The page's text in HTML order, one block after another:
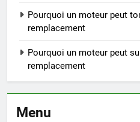
Pourquoi un moteur peut
remplacement
Pourquoi un moteur peut
remplacement
Menu